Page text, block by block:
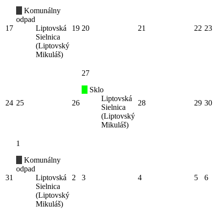
17
Komunálny
odpad
Liptovská
Sielnica
(Liptovský
Mikuláš)
19 20 21 22 23
24 25 26
27
Sklo
Liptovská
Sielnica
(Liptovský
Mikuláš)
28 29 30
31
1
Komunálny
odpad
Liptovská
Sielnica
(Liptovský
Mikuláš)
2 3 4 5 6